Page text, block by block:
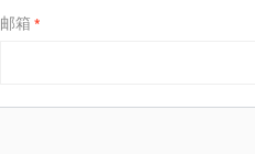
邮箱 *